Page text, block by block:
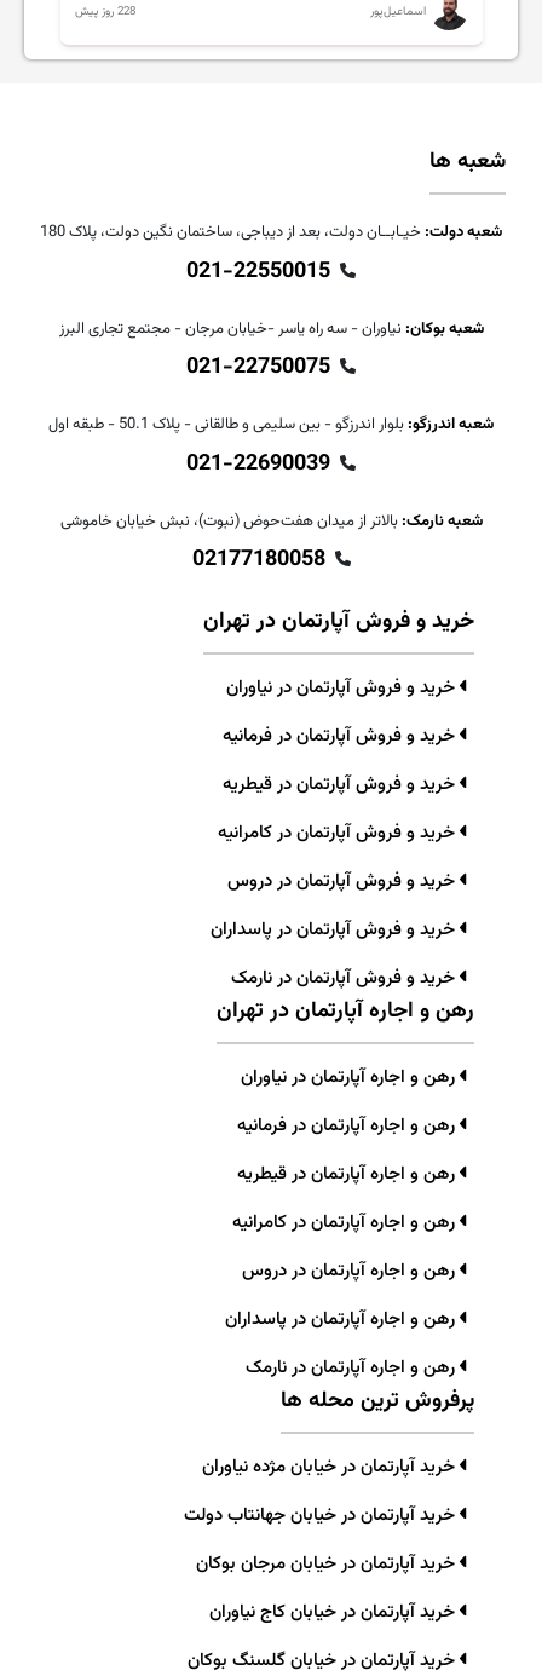
اسماعیل‌پور 228 روز پیش
شعبه ها
شعبه دولت: خیـابــان دولت، بعد از دیباجی، ساختمان نگین دولت، پلاک 180
021-22550015
شعبه بوکان: نیاوران - سه راه یاسر -خیابان مرجان - مجتمع تجاری البرز
021-22750075
شعبه اندرزگو: بلوار اندرزگو - بین سلیمی و طالقانی - پلاک 50.1 - طبقه اول
021-22690039
شعبه نارمک: بالاتر از میدان هفت‌حوض (نبوت)، نبش خیابان خاموشی
02177180058
خرید و فروش آپارتمان در تهران
خرید و فروش آپارتمان در نیاوران
خرید و فروش آپارتمان در فرمانیه
خرید و فروش آپارتمان در قیطریه
خرید و فروش آپارتمان در کامرانیه
خرید و فروش آپارتمان در دروس
خرید و فروش آپارتمان در پاسداران
خرید و فروش آپارتمان در نارمک
رهن و اجاره آپارتمان در تهران
رهن و اجاره آپارتمان در نیاوران
رهن و اجاره آپارتمان در فرمانیه
رهن و اجاره آپارتمان در قیطریه
رهن و اجاره آپارتمان در کامرانیه
رهن و اجاره آپارتمان در دروس
رهن و اجاره آپارتمان در پاسداران
رهن و اجاره آپارتمان در نارمک
پرفروش ترین محله ها
خرید آپارتمان در خیابان مژده نیاوران
خرید آپارتمان در خیابان جهانتاب دولت
خرید آپارتمان در خیابان مرجان بوکان
خرید آپارتمان در خیابان کاج نیاوران
خرید آپارتمان در خیابان گلسنگ بوکان